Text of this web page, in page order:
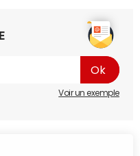
Voir un exemple